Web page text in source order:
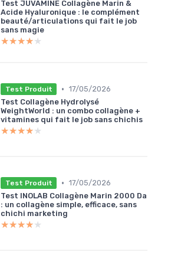
Test JUVAMINE Collagène Marin &
Acide Hyaluronique : le complément
beauté/articulations qui fait le job
sans magie
★★★★★
★★★★★
Test Produit • 17/05/2026
Test Collagène Hydrolysé
WeightWorld : un combo collagène +
vitamines qui fait le job sans chichis
★★★★★
★★★★★
Test Produit • 17/05/2026
Test INOLAB Collagène Marin 2000 Da
: un collagène simple, efficace, sans
chichi marketing
★★★★★
★★★★★